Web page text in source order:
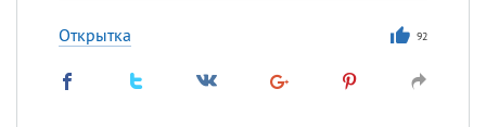
Открытка 92
, Афанасий,